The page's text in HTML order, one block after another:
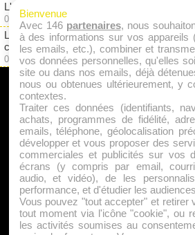
L'OM prêt à mendier un geste du Paris FC
03/08/2026 -Justin Favre
Le Paris FC coche le nom d'un ex du
concurrencer Hamari Traoré
03/08/2026 -Justin Favre
A PROPOS
Qui sommes nous ?
Mentions Légales
Publicité
Politique de
Contact
Bienvenue
Avec 146 partenaires, nous
à des informations sur vos appareils
les emails, etc.), combiner et
vos données personnelles, qu'elles
site ou dans nos emails, déjà
nous ou obtenues ultérieurement, y
contextes.
Traiter ces données (identifiants,
achats, programmes de fidélité,
emails, téléphone, géolocalisation
développer et vous proposer des
commerciales et publicités sur vos
écrans (y compris par email,
audio, et vidéo), de les
performance, et d'étudier les
Vous pouvez "tout accepter" et retirer
tout moment via l'icône "cookie", ou
les activités soumises au